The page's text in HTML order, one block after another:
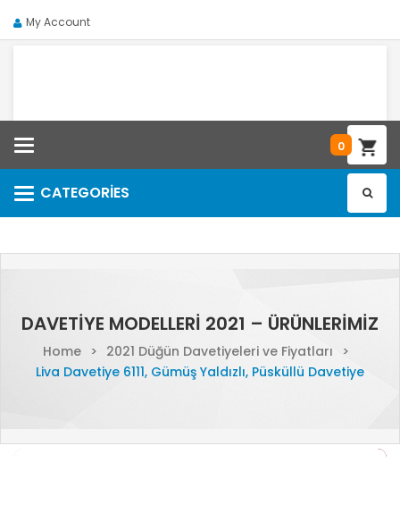
My Account
0
CATEGORIES
Categories
DAVETIYE MODELLERI 2021 – ÜRÜNLERIMIZ
Home > 2021 Düğün Davetiyeleri ve Fiyatları
>
Liva Davetiye 6111, Gümüş Yaldızlı, Püsküllü Davetiye